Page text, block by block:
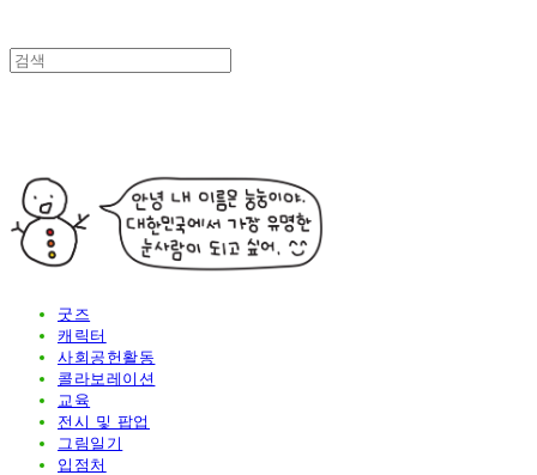
굿즈
캐릭터
사회공헌활동
콜라보레이션
교육
전시 및 팝업
그림일기
입점처